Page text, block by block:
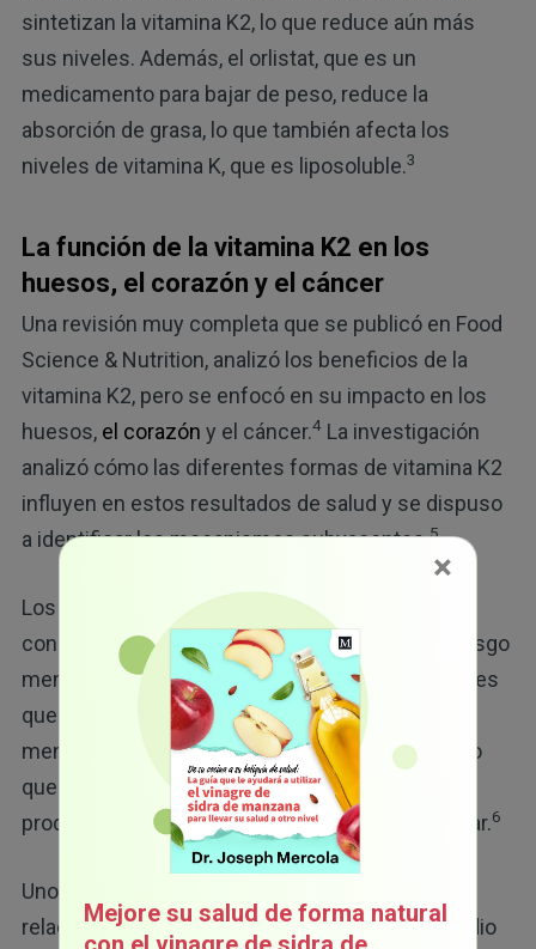
sintetizan la vitamina K2, lo que reduce aún más
sus niveles. Además, el orlistat, que es un
medicamento para bajar de peso, reduce la
absorción de grasa, lo que también afecta los
niveles de vitamina K, que es liposoluble.3
La función de la vitamina K2 en los
huesos, el corazón y el cáncer
Una revisión muy completa que se publicó en Food
Science & Nutrition, analizó los beneficios de la
vitamina K2, pero se enfocó en su impacto en los
huesos, el corazón y el cáncer.4La investigación
analizó cómo las diferentes formas de vitamina K2
influyen en estos resultados de salud y se dispuso
a identificar los mecanismos subyacentes.5
Los investigadores descubrieron que, un mayor
consumo de vitamina K2 se relaciona con un riesgo
menor de osteoporosis. Además, los participantes
que consumieron más vitamina K2 tuvieron una
menor incidencia de enfermedades cardíacas, lo
que demuestra el efecto de protección que
produce este nutriente en la salud cardiovascular.6
Uno de los hallazgos más importantes fue la
relación entre la vitamina K2 y el cáncer. El estudio
×
Mejore su salud de forma natural